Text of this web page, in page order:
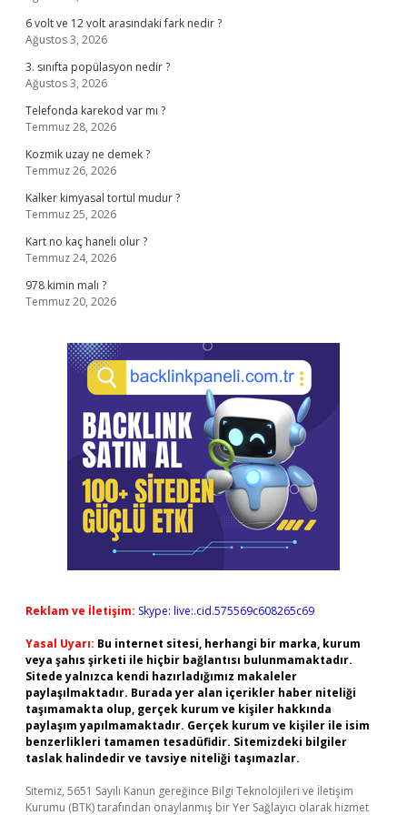
6 volt ve 12 volt arasındaki fark nedir ?
Ağustos 3, 2026
3. sınıfta popülasyon nedir ?
Ağustos 3, 2026
Telefonda karekod var mı ?
Temmuz 28, 2026
Kozmik uzay ne demek ?
Temmuz 26, 2026
Kalker kimyasal tortul mudur ?
Temmuz 25, 2026
Kart no kaç haneli olur ?
Temmuz 24, 2026
978 kimin malı ?
Temmuz 20, 2026
Reklam ve İletişim: Skype: live:.cid.575569c608265c69
Yasal Uyarı: Bu internet sitesi, herhangi bir marka, kurum
veya şahıs şirketi ile hiçbir bağlantısı bulunmamaktadır.
Sitede yalnızca kendi hazırladığımız makaleler
paylaşılmaktadır. Burada yer alan içerikler haber niteliği
taşımamakta olup, gerçek kurum ve kişiler hakkında
paylaşım yapılmamaktadır. Gerçek kurum ve kişiler ile isim
benzerlikleri tamamen tesadüfidir. Sitemizdeki bilgiler
taslak halindedir ve tavsiye niteliği taşımazlar.
Sitemiz, 5651 Sayılı Kanun gereğince Bilgi Teknolojileri ve İletişim
Kurumu (BTK) tarafından onaylanmış bir Yer Sağlayıcı olarak hizmet